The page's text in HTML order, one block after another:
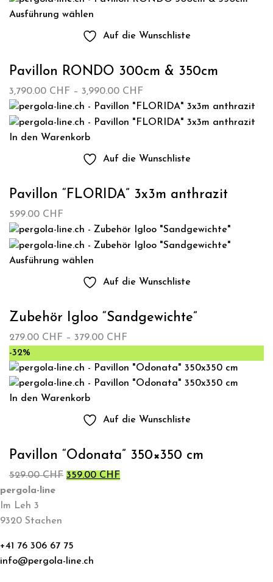
Ausführung wählen
Auf die Wunschliste
Pavillon RONDO 300cm & 350cm
3,790.00 CHF – 3,990.00 CHF
3,790.00 CHF
bis
In den Warenkorb
Auf die Wunschliste
Pavillon “FLORIDA” 3x3m anthrazit
599.00 CHF
Ausführung wählen
Auf die Wunschliste
Zubehör Igloo “Sandgewichte”
279.00 CHF – 379.00 CHF
bis
379.00 CHF
-32%
In den Warenkorb
Auf die Wunschliste
Pavillon “Odonata” 350×350 cm
529.00CHF Ursprünglicher
359.00 CHF
pergola-line
Im Leh 3
9320 Stachen
+41 76 306 67 75
info@pergola-line.ch